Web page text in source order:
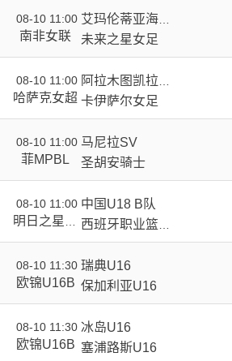
08-10 11:00
南非女联
艾玛伦蒂亚海盗
女足
未来之星女足
08-10 11:00
哈萨克女超
阿拉木图凯拉特
女足
卡伊萨尔女足
08-10 11:00
菲MPBL
马尼拉SV
圣胡安骑士
08-10 11:00
明日之星篮
球赛
中国U18 B队
西班牙职业篮球
实验室U18精英
队
08-10 11:30
欧锦U16B
瑞典U16
保加利亚U16
08-10 11:30
欧锦U16B
冰岛U16
塞浦路斯U16